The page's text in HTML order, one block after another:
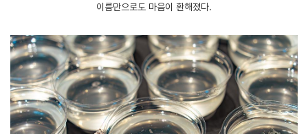
이름만으로도 마음이 환해졌다.